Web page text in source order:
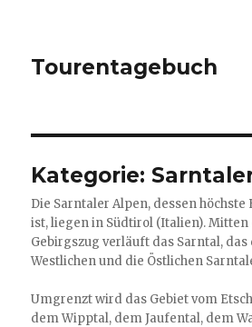
Tourentagebuch
Kategorie:
Die Sarntaler Alpen, dessen
ist, liegen in Südtirol (Italien). Mitten
Gebirgszug verläuft das Sarntal,
Westlichen und die Östlichen
Umgrenzt wird das Gebiet vom
dem Wipptal, dem Jaufental, dem